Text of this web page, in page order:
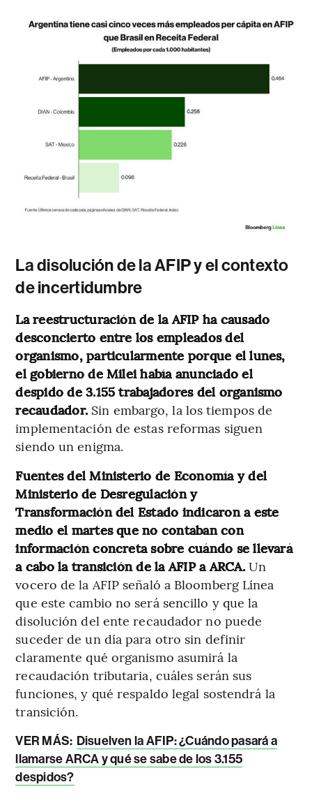
La disolución de la AFIP y el contexto
de incertidumbre
La reestructuración de la AFIP ha causado
desconcierto entre los empleados del
organismo, particularmente porque el lunes,
el gobierno de Milei había anunciado el
despido de 3.155 trabajadores del organismo
recaudador. Sin embargo, la los tiempos de
implementación de estas reformas siguen
siendo un enigma.
Fuentes del Ministerio de Economía y del
Ministerio de Desregulación y
Transformación del Estado indicaron a este
medio el martes que no contaban con
información concreta sobre cuándo se llevará
a cabo la transición de la AFIP a ARCA.Un
vocero de la AFIP señaló a Bloomberg Línea
que este cambio no será sencillo y que la
disolución del ente recaudador no puede
suceder de un día para otro sin definir
claramente qué organismo asumirá la
recaudación tributaria, cuáles serán sus
funciones, y qué respaldo legal sostendrá la
transición.
VER MÁS: Disuelven la AFIP: ¿Cuándo pasará a
llamarse ARCA y qué se sabe de los 3.155
despidos?